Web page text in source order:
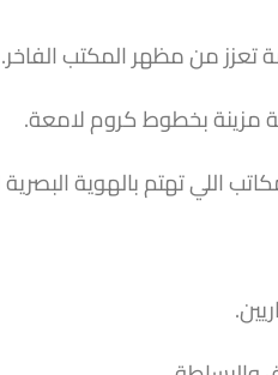
من مظهر المكتب الفاخر.
مزينة بخطوط كروم لامعة.
اللي تهتم بالهوية